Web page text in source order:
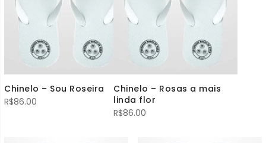
Chinelo – Sou Roseira
R$86.00
Chinelo – Rosas a mais
linda flor
R$86.00